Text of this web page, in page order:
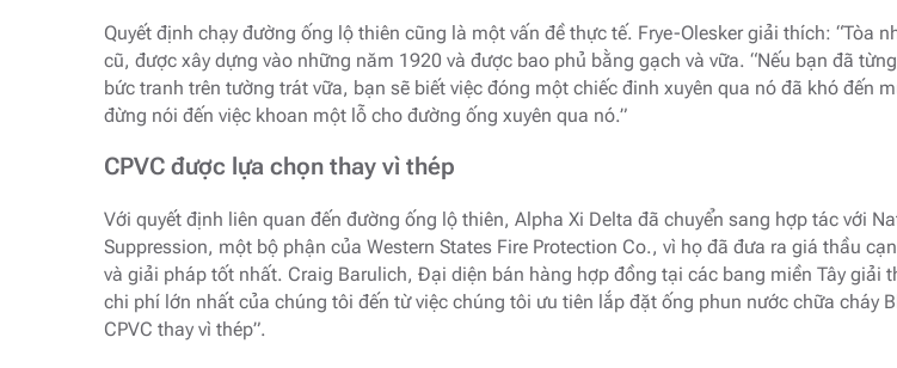
Quyết định chạy đường ống lộ thiên cũng là một vấn đề thực tế. Frye-Olesker giải thích: “Tòa
cũ, được xây dựng vào những năm 1920 và được bao phủ bằng gạch và vữa. “Nếu bạn đã
bức tranh trên tường trát vữa, bạn sẽ biết việc đóng một chiếc đinh xuyên qua nó đã khó đến
đừng nói đến việc khoan một lỗ cho đường ống xuyên qua nó.”
CPVC được lựa chọn thay vì thép
Với quyết định liên quan đến đường ống lộ thiên, Alpha Xi Delta đã chuyển sang hợp tác với
Suppression, một bộ phận của Western States Fire Protection Co., vì họ đã đưa ra giá thầu
và giải pháp tốt nhất. Craig Barulich, Đại diện bán hàng hợp đồng tại các bang miền Tây giải
chi phí lớn nhất của chúng tôi đến từ việc chúng tôi ưu tiên lắp đặt ống phun nước chữa cháy
CPVC thay vì thép”.